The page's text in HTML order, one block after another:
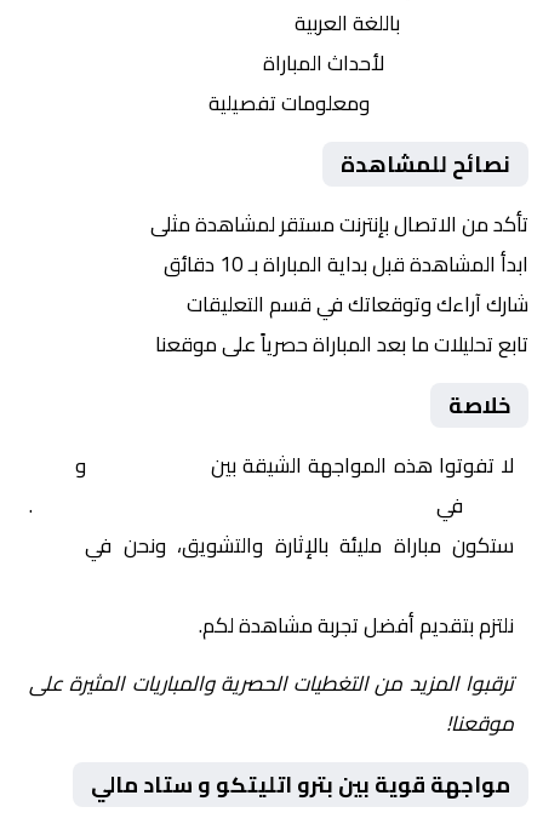
باللغة العربية
لأحداث المباراة
ومعلومات تفصيلية
نصائح للمشاهدة
تأكد من الاتصال بإنترنت مستقر لمشاهدة مثلى
ابدأ المشاهدة قبل بداية المباراة بـ 10 دقائق
شارك آراءك وتوقعاتك في قسم التعليقات
تابع تحليلات ما بعد المباراة حصرياً على موقعنا
خلاصة
لا تفوتوا هذه المواجهة الشيقة بين و
في
.
ستكون مباراة مليئة بالإثارة والتشويق، ونحن في
نلتزم بتقديم أفضل تجربة مشاهدة لكم.
ترقبوا المزيد من التغطيات الحصرية والمباريات المثيرة على
موقعنا!
مواجهة قوية بين بترو اتليتكو و ستاد مالي